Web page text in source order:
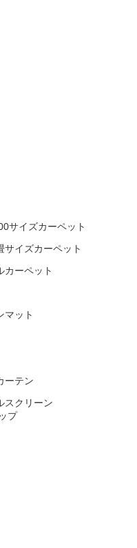
サイズカーペット
サイズカーペット
カーペット
マット
ーテン
スクリーン
プ